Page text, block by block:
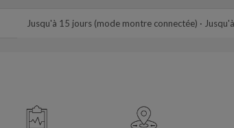
Jusqu'à 15 jours (mode montre connectée) ·